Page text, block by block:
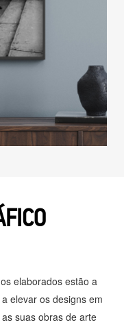
elaborados estão a
elevar os designs em
suas obras de arte